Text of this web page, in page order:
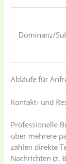
Dominanz/
Abläufe für
Kontakt- und
Professionelle
über mehrere
zählen direkte
Nachrichten (z.